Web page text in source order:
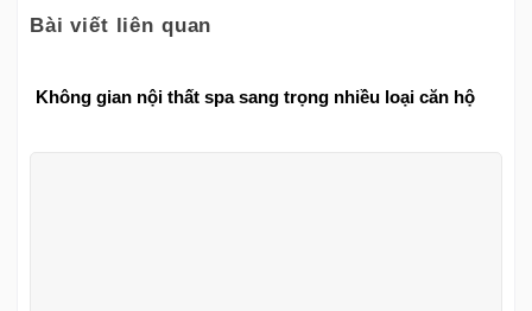
Bài viết liên quan
Không gian nội thất spa sang trọng nhiều loại căn hộ